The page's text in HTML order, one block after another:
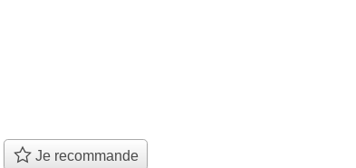
Je recommande